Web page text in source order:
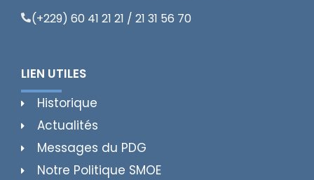
(+229) 60 41 21 21 / 21 31 56 70
LIEN UTILES
Historique
Actualités
Messages du PDG
Notre Politique SMOE